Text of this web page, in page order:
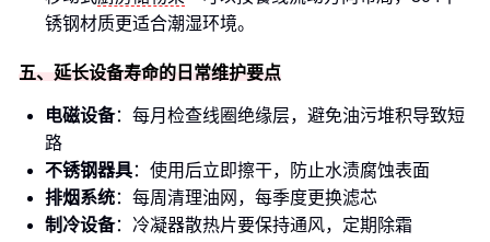
锈钢材质更适合潮湿环境。
五、延长设备寿命的日常维护要点
电磁设备：每月检查线圈绝缘层，避免油污堆积导致短
路
不锈钢器具：使用后立即擦干，防止水渍腐蚀表面
排烟系统：每周清理油网，每季度更换滤芯
制冷设备：冷凝器散热片要保持通风，定期除霜